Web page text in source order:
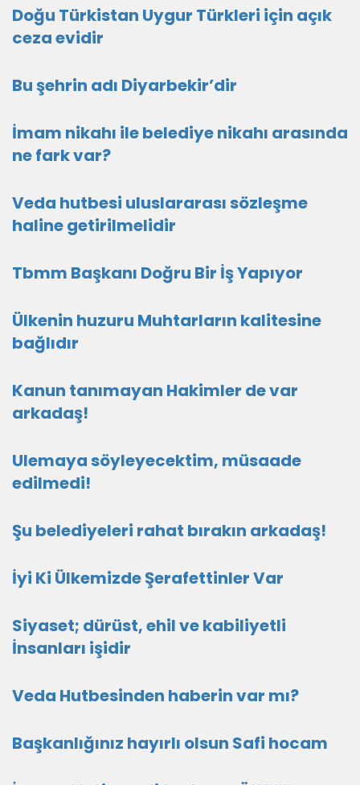
Doğu Türkistan Uygur Türkleri için açık
ceza evidir
Bu şehrin adı Diyarbekir’dir
İmam nikahı ile belediye nikahı arasında
ne fark var?
Veda hutbesi uluslararası sözleşme
haline getirilmelidir
Tbmm Başkanı Doğru Bir İş Yapıyor
Ülkenin huzuru Muhtarların kalitesine
bağlıdır
Kanun tanımayan Hakimler de var
arkadaş!
Ulemaya söyleyecektim, müsaade
edilmedi!
Şu belediyeleri rahat bırakın arkadaş!
İyi Ki Ülkemizde Şerafettinler Var
Siyaset; dürüst, ehil ve kabiliyetli
İnsanları işidir
Veda Hutbesinden haberin var mı?
Başkanlığınız hayırlı olsun Safi hocam